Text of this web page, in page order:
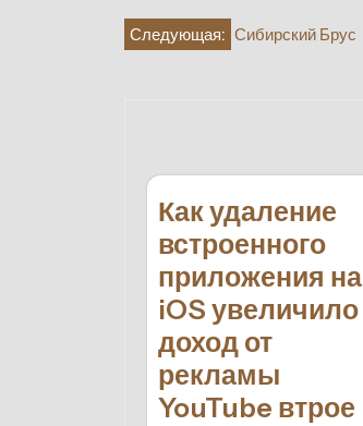
Навигация
Следующая: Сибирский Брус
Как удаление
встроенного
приложения на
iOS увеличило
доход от
рекламы
YouTube втрое